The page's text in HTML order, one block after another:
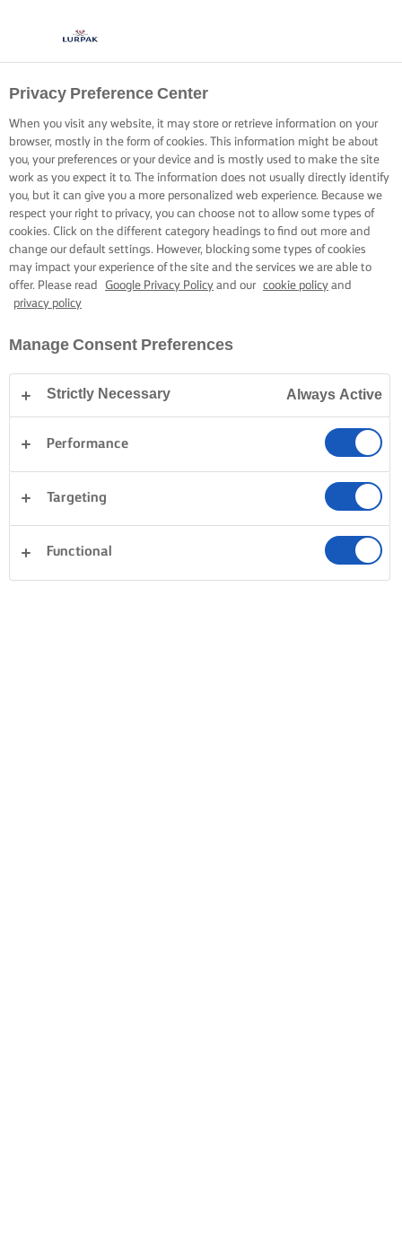
Privacy Preference Center
When you visit any website, it may store or retrieve information on your
browser, mostly in the form of cookies. This information might be about
you, your preferences or your device and is mostly used to make the site
work as you expect it to. The information does not usually directly identify
you, but it can give you a more personalized web experience. Because we
respect your right to privacy, you can choose not to allow some types of
cookies. Click on the different category headings to find out more and
change our default settings. However, blocking some types of cookies
may impact your experience of the site and the services we are able to
offer. Please read
Google Privacy Policy and our cookie policy and
privacy policy
Manage Consent Preferences
Strictly Necessary Always Active
Performance
Targeting
Functional